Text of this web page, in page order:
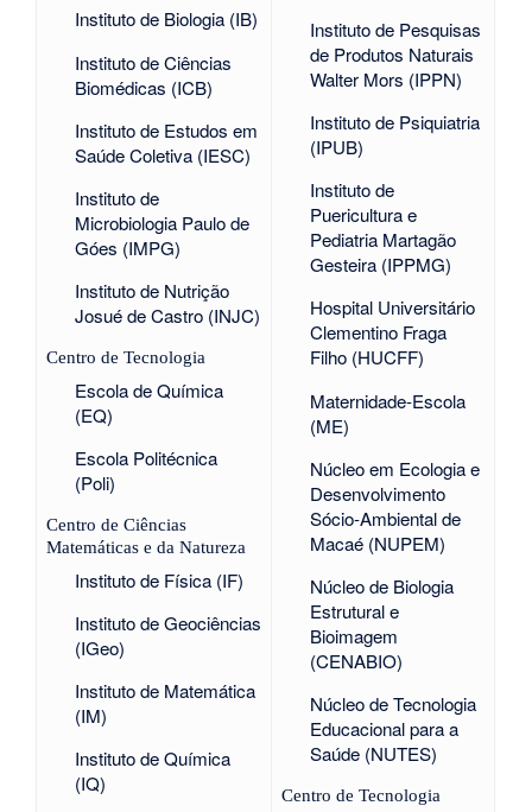
Instituto de Biologia (IB)
Instituto de Ciências
Biomédicas (ICB)
Instituto de Estudos em
Saúde Coletiva (IESC)
Instituto de
Microbiologia Paulo de
Góes (IMPG)
Instituto de Nutrição
Josué de Castro (INJC)
Centro de Tecnologia
Escola de Química
(EQ)
Escola Politécnica
(Poli)
Centro de Ciências
Matemáticas e da Natureza
Instituto de Física (IF)
Instituto de Geociências
(IGeo)
Instituto de Matemática
(IM)
Instituto de Química
(IQ)
Instituto de Pesquisas
de Produtos Naturais
Walter Mors (IPPN)
Instituto de Psiquiatria
(IPUB)
Instituto de
Puericultura e
Pediatria Martagão
Gesteira (IPPMG)
Hospital Universitário
Clementino Fraga
Filho (HUCFF)
Maternidade-Escola
(ME)
Núcleo em Ecologia e
Desenvolvimento
Sócio-Ambiental de
Macaé (NUPEM)
Núcleo de Biologia
Estrutural e
Bioimagem
(CENABIO)
Núcleo de Tecnologia
Educacional para a
Saúde (NUTES)
Centro de Tecnologia